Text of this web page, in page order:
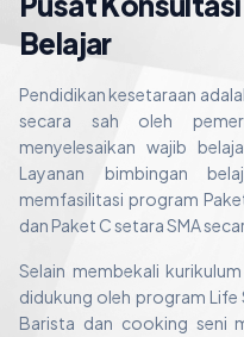
Belajar
Pendidikan kesetaraan
secara sah oleh
menyelesaikan wajib
Layanan bimbingan
memfasilitasi program
dan Paket C setara SMA
Selain membekali
didukung oleh program Life
Barista dan cooking seni